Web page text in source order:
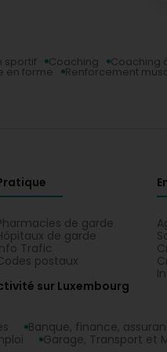
sportif Coaching Coaching
en forme Renforcement
de garde
de garde
Trafic
postaux
sur Luxembourg
Banque, finance,
Garage, Transport et